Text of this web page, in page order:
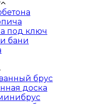
под ключ
бани
брус
доска